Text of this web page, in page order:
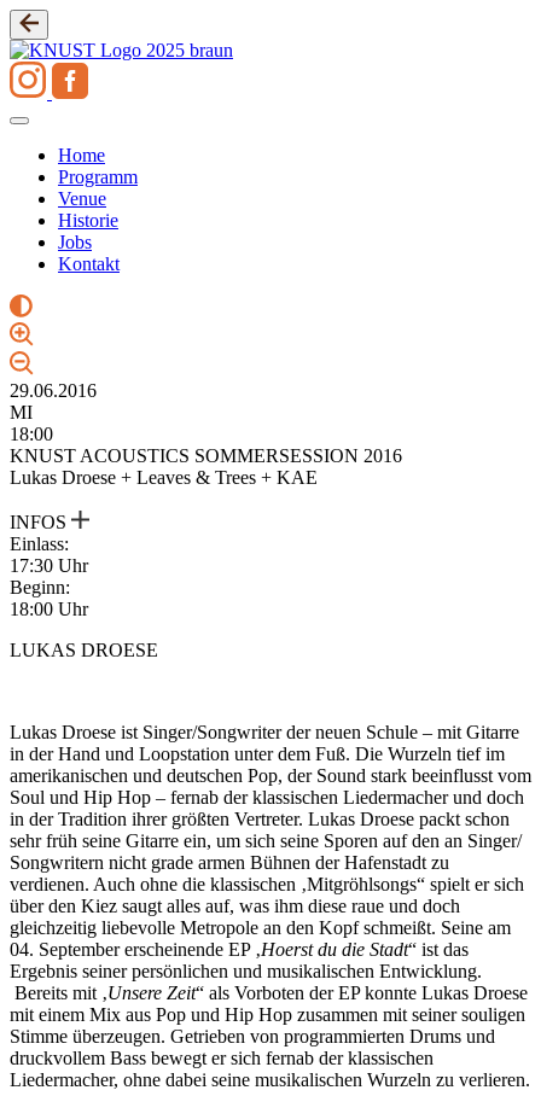
Zum
Inhalt
springen
Home
Programm
Venue
Historie
Jobs
Kontakt
29.06.2016
MI
18:00
KNUST ACOUSTICS SOMMERSESSION 2016
Lukas Droese + Leaves & Trees + KAE
INFOS
Einlass:
17:30 Uhr
Beginn:
18:00 Uhr
LUKAS DROESE
Lukas Droese ist Singer/Songwriter der neuen Schule – mit Gitarre
in der Hand und Loopstation unter dem Fuß. Die Wurzeln tief im
amerikanischen und deutschen Pop, der Sound stark beeinflusst vom
Soul und Hip Hop – fernab der klassischen Liedermacher und doch
in der Tradition ihrer größten Vertreter. Lukas Droese packt schon
sehr früh seine Gitarre ein, um sich seine Sporen auf den an Singer/
Songwritern nicht grade armen Bühnen der Hafenstadt zu
verdienen. Auch ohne die klassischen ‚Mitgröhlsongs“ spielt er sich
über den Kiez saugt alles auf, was ihm diese raue und doch
gleichzeitig liebevolle Metropole an den Kopf schmeißt. Seine am
04. September erscheinende EP ‚Hoerst du die Stadt“ ist das
Ergebnis seiner persönlichen und musikalischen Entwicklung.
Bereits mit ‚Unsere Zeit“ als Vorboten der EP konnte Lukas Droese
mit einem Mix aus Pop und Hip Hop zusammen mit seiner souligen
Stimme überzeugen. Getrieben von programmierten Drums und
druckvollem Bass bewegt er sich fernab der klassischen
Liedermacher, ohne dabei seine musikalischen Wurzeln zu verlieren.